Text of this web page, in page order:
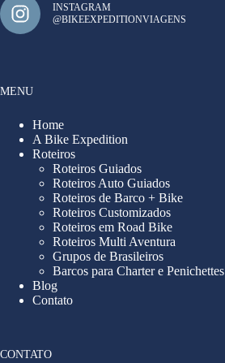
INSTAGRAM
@BIKEEXPEDITIONVIAGENS
MENU
Home
A Bike Expedition
Roteiros
Roteiros Guiados
Roteiros Auto Guiados
Roteiros de Barco + Bike
Roteiros Customizados
Roteiros em Road Bike
Roteiros Multi Aventura
Grupos de Brasileiros
Barcos para Charter e Penichettes
Blog
Contato
CONTATO